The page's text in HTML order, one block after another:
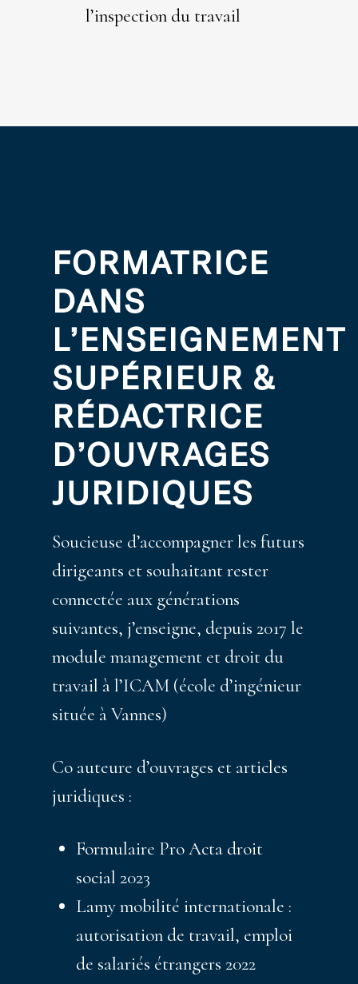
l’inspection du travail
FORMATRICE
DANS
L’ENSEIGNEMENT
SUPÉRIEUR &
RÉDACTRICE
D’OUVRAGES
JURIDIQUES
Soucieuse d’accompagner les futurs
dirigeants et souhaitant rester
connectée aux générations
suivantes, j’enseigne, depuis 2017 le
module management et droit du
travail à l’ICAM (école d’ingénieur
située à Vannes)
Co auteure d’ouvrages et articles
juridiques :
Formulaire Pro Acta droit
social 2023
Lamy mobilité internationale :
autorisation de travail, emploi
de salariés étrangers 2022